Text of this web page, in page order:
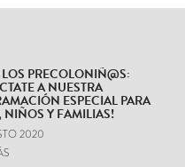
PRECOLONIÑ@S:
A NUESTRA
ESPECIAL PARA
NIÑOS Y FAMILIAS!
2020